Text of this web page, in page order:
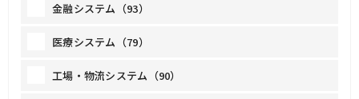
金融システム（93）
医療システム（79）
工場・物流システム（90）